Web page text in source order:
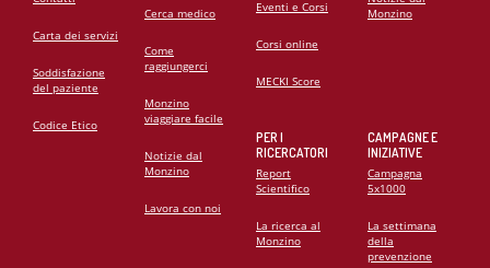
Carta dei servizi
Soddisfazione
del paziente
Codice Etico
Cerca medico
Come
raggiungerci
Monzino
viaggiare facile
Notizie dal
Monzino
Lavora con noi
Eventi e Corsi
Corsi online
MECKI Score
PER I
RICERCATORI
Report
Scientifico
La ricerca al
Monzino
Monzino
CAMPAGNE E
INIZIATIVE
Campagna
5x1000
La settimana
della
prevenzione